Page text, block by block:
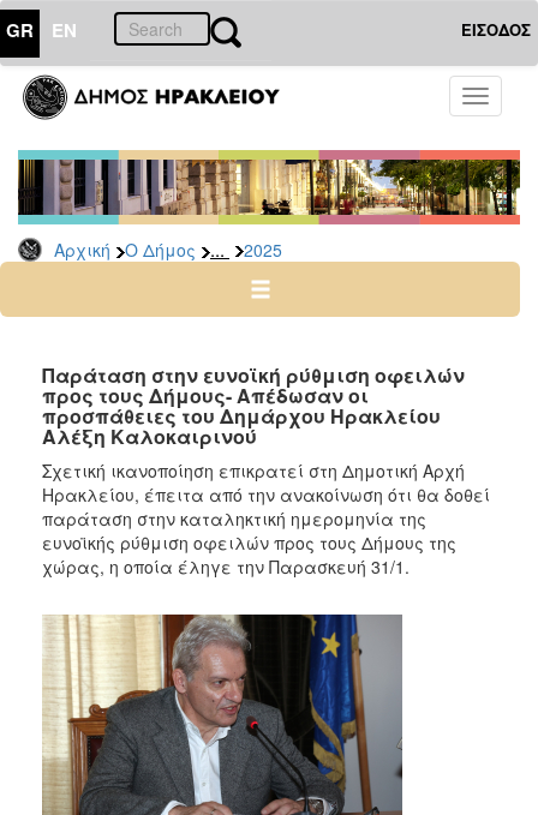
GR EN ΕΙΣΟΔΟΣ
Toggle
Αρχική Ο Δήμος ... 2025
ΔΗΜΟΣ
Δελτία
Τύπου
Αρχείο
2026
2024
2022
2021
2020
2019
2018
2017
2016
2015
2013
2012
2011
2010
Παράταση στην ευνοϊκή ρύθμιση οφειλών
προς τους Δήμους- Απέδωσαν οι
προσπάθειες του Δημάρχου Ηρακλείου
Αλέξη Καλοκαιρινού
Σχετική ικανοποίηση επικρατεί στη Δημοτική Αρχή
Ηρακλείου, έπειτα από την ανακοίνωση ότι θα δοθεί
παράταση στην καταληκτική ημερομηνία της
ευνοϊκής ρύθμιση οφειλών προς τους Δήμους της
χώρας, η οποία έληγε την Παρασκευή 31/1.